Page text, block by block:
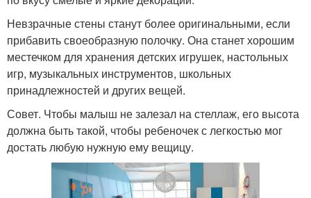
Невзрачные стены станут более оригинальными, если
прибавить своеобразную полочку. Она станет хорошим
местечком для хранения детских игрушек, настольных
игр, музыкальных инструментов, школьных
принадлежностей и других вещей.
Совет. Чтобы малыш не залезал на стеллаж, его высота
должна быть такой, чтобы ребеночек с легкостью мог
достать любую нужную ему вещицу.